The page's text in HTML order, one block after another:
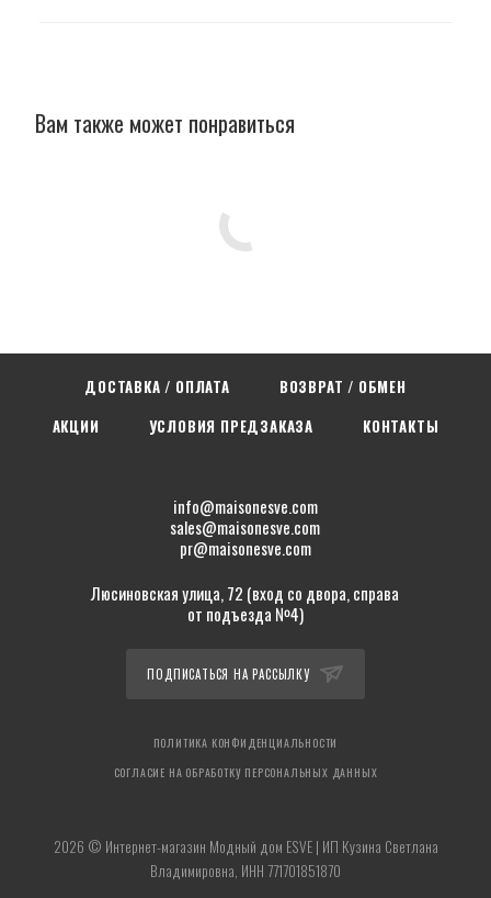
Вам также может понравиться
ДОСТАВКА / ОПЛАТА
ВОЗВРАТ / ОБМЕН
АКЦИИ
УСЛОВИЯ ПРЕДЗАКАЗА КОНТАКТЫ
info@maisonesve.com
sales@maisonesve.com
pr@maisonesve.com
Люсиновская улица, 72 (вход со двора, справа
от подъезда №4)
ПОДПИСАТЬСЯ НА РАССЫЛКУ
ПОЛИТИКА КОНФИДЕНЦИАЛЬНОСТИ
СОГЛАСИЕ НА ОБРАБОТКУ ПЕРСОНАЛЬНЫХ ДАННЫХ
2026 © Интернет-магазин Модный дом ESVE | ИП Кузина Светлана
Владимировна, ИНН 771701851870